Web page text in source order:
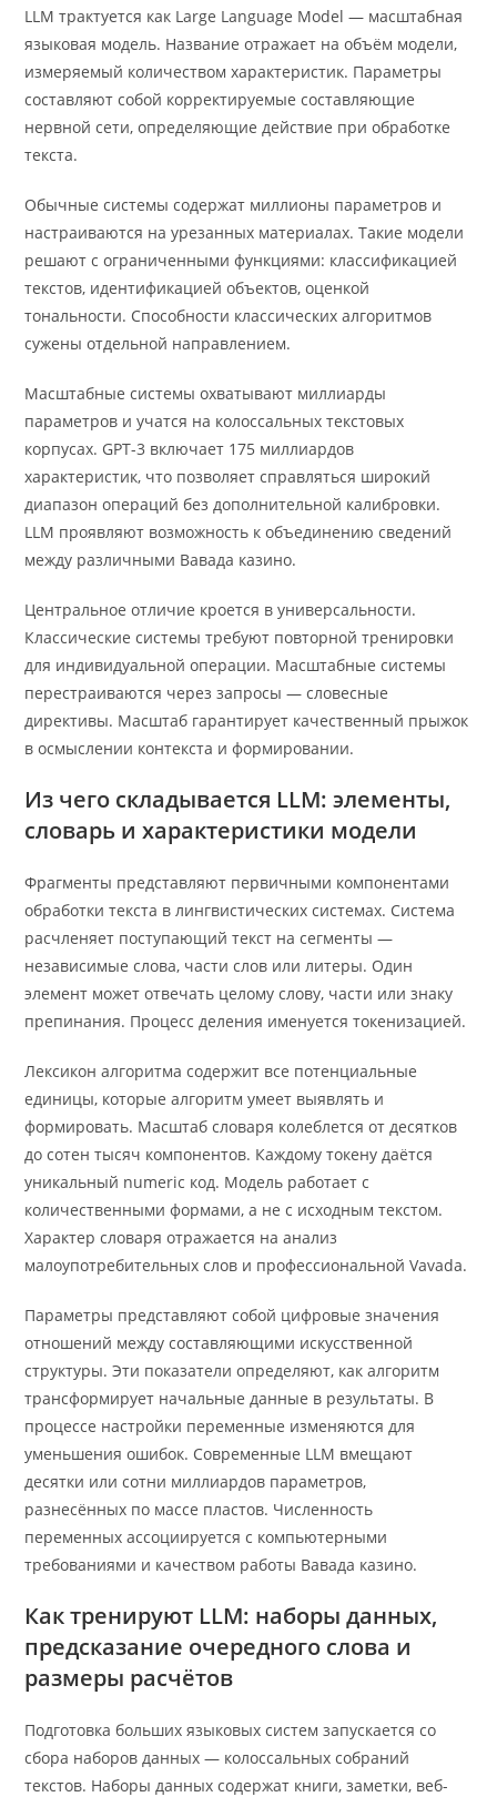
LLM трактуется как Large Language Model — масштабная
языковая модель. Название отражает на объём модели,
измеряемый количеством характеристик. Параметры
составляют собой корректируемые составляющие
нервной сети, определяющие действие при обработке
текста.
Обычные системы содержат миллионы параметров и
настраиваются на урезанных материалах. Такие модели
решают с ограниченными функциями: классификацией
текстов, идентификацией объектов, оценкой
тональности. Способности классических алгоритмов
сужены отдельной направлением.
Масштабные системы охватывают миллиарды
параметров и учатся на колоссальных текстовых
корпусах. GPT-3 включает 175 миллиардов
характеристик, что позволяет справляться широкий
диапазон операций без дополнительной калибровки.
LLM проявляют возможность к объединению сведений
между различными Вавада казино.
Центральное отличие кроется в универсальности.
Классические системы требуют повторной тренировки
для индивидуальной операции. Масштабные системы
перестраиваются через запросы — словесные
директивы. Масштаб гарантирует качественный прыжок
в осмыслении контекста и формировании.
Из чего складывается LLM: элементы,
словарь и характеристики модели
Фрагменты представляют первичными компонентами
обработки текста в лингвистических системах. Система
расчленяет поступающий текст на сегменты —
независимые слова, части слов или литеры. Один
элемент может отвечать целому слову, части или знаку
препинания. Процесс деления именуется токенизацией.
Лексикон алгоритма содержит все потенциальные
единицы, которые алгоритм умеет выявлять и
формировать. Масштаб словаря колеблется от десятков
до сотен тысяч компонентов. Каждому токену даётся
уникальный numeric код. Модель работает с
количественными формами, а не с исходным текстом.
Характер словаря отражается на анализ
малоупотребительных слов и профессиональной Vavada.
Параметры представляют собой цифровые значения
отношений между составляющими искусственной
структуры. Эти показатели определяют, как алгоритм
трансформирует начальные данные в результаты. В
процессе настройки переменные изменяются для
уменьшения ошибок. Современные LLM вмещают
десятки или сотни миллиардов параметров,
разнесённых по массе пластов. Численность
переменных ассоциируется с компьютерными
требованиями и качеством работы Вавада казино.
Как тренируют LLM: наборы данных,
предсказание очередного слова и
размеры расчётов
Подготовка больших языковых систем запускается со
сбора наборов данных — колоссальных собраний
текстов. Наборы данных содержат книги, заметки, веб-